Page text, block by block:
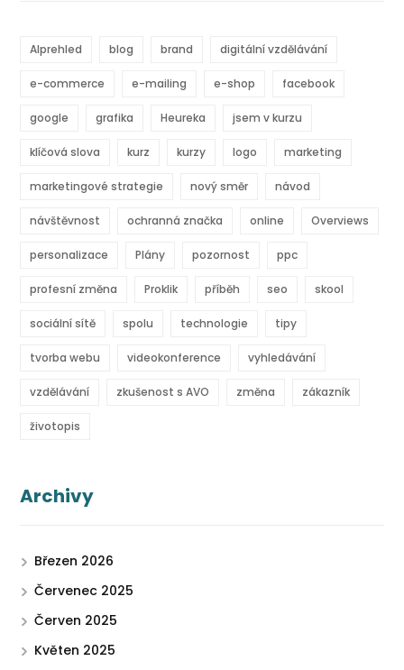
AIprehled blog brand digitální vzdělávání
e-commerce e-mailing e-shop facebook
google grafika Heureka jsem v kurzu
klíčová slova kurz kurzy logo marketing
marketingové strategie nový směr návod
návštěvnost ochranná značka online Overviews
personalizace Plány pozornost ppc
profesní změna Proklik příběh seo skool
sociální sítě spolu technologie tipy
tvorba webu videokonference vyhledávání
vzdělávání zkušenost s AVO změna zákazník
životopis
Archivy
Březen 2026
Červenec 2025
Červen 2025
Květen 2025